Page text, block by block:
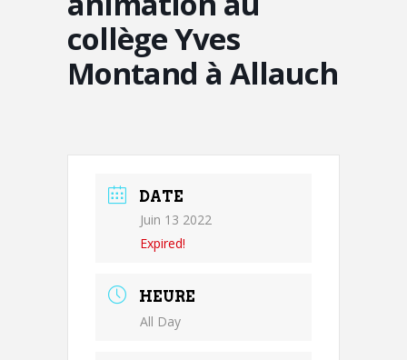
collège Yves
Montand à Allauch
DATE
Juin 13 2022
Expired!
HEURE
All Day